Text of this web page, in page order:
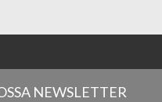
NEWSLETTER